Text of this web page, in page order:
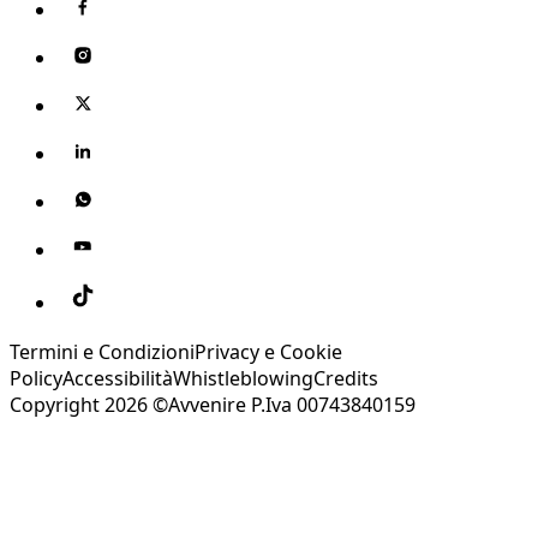
Termini e CondizioniPrivacy e Cookie
PolicyAccessibilitàWhistleblowingCredits
Copyright 2026 ©Avvenire P.Iva 00743840159